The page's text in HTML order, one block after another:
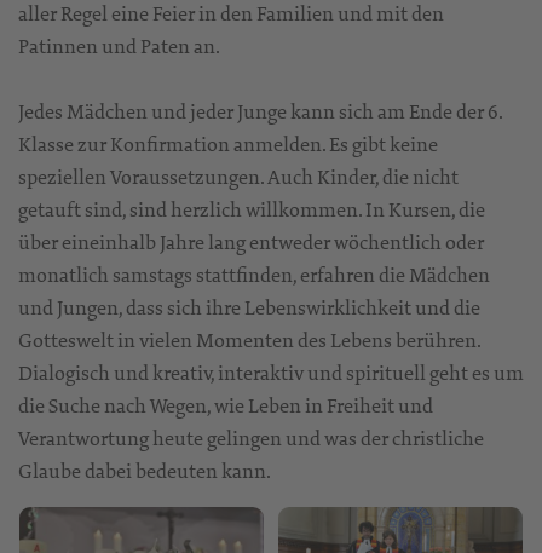
aller Regel eine Feier in den Familien und mit den
Patinnen und Paten an.
Jedes Mädchen und jeder Junge kann sich am Ende der 6.
Klasse zur Konfirmation anmelden. Es gibt keine
speziellen Voraussetzungen. Auch Kinder, die nicht
getauft sind, sind herzlich willkommen. In Kursen, die
über eineinhalb Jahre lang entweder wöchentlich oder
monatlich samstags stattfinden, erfahren die Mädchen
und Jungen, dass sich ihre Lebenswirklichkeit und die
Gotteswelt in vielen Momenten des Lebens berühren.
Dialogisch und kreativ, interaktiv und spirituell geht es um
die Suche nach Wegen, wie Leben in Freiheit und
Verantwortung heute gelingen und was der christliche
Glaube dabei bedeuten kann.